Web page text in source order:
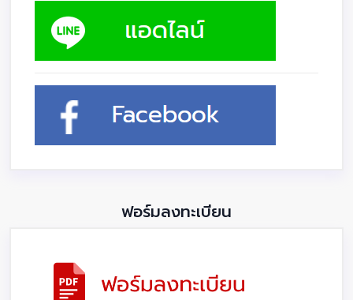
ฟอร์มลงทะเบียน